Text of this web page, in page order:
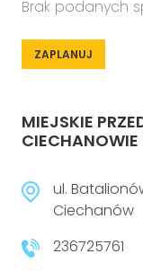
Brak podanych
ZAPLANUJ
MIEJSKIE
ul.
Ciechanów
236725761